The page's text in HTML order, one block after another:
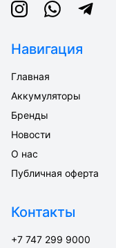
InstagramWhatsappTelegram
Навигация
Главная
Аккумуляторы
Бренды
Новости
О нас
Публичная оферта
Контакты
+7 747 299 9000